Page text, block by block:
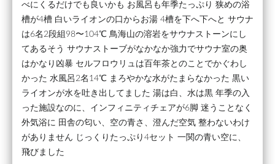
べにくるだけでも良いかも お風呂も年季たっぷり 狭めの浴
槽が4槽 白いライオンの口からお湯 4槽を下へ下へと サウナ
は6名2段組98〜104℃ 鳥海山の溶岩をサウナストーンにし
てあるそう サウナストーブがなかなか強力でサウナ室の奥
はかなり凶暴 セルフロウリュは百年茶とのことでかぐわし
かった 水風呂2名14℃ まろやかな水がたまらなかった 黒い
ライオンが水を吐き出してました 湯は白、水は黒 年季の入
った施設なのに、インフィニティチェアが6脚 迷うことなく
外気浴に 田舎の匂い、空の青さ、澄んだ空気 整わないわけ
がありません じっくりたっぷり4セット 一関の青い空に、
飛びました